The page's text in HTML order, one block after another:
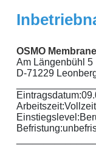
OSMO
Am Längenbühl 5
D-71229
Eintragsdatum:
Arbeitszeit:Vollzeit
Einstiegslevel:
Befristung: